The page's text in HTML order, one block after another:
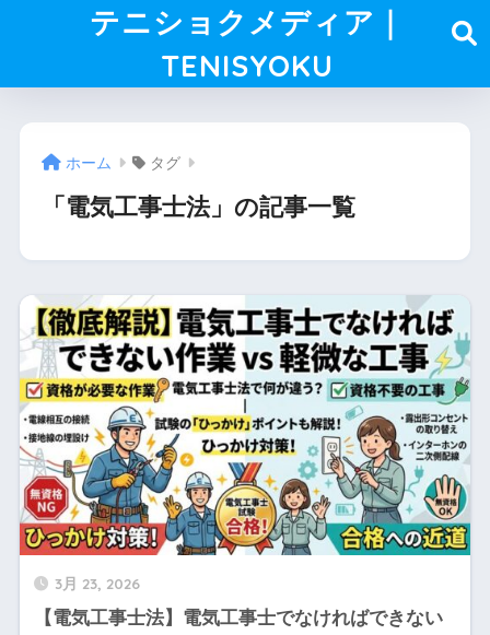
テニショクメディア｜
TENISYOKU
ホーム タグ
「電気工事士法」の記事一覧
3月 23, 2026
【電気工事士法】電気工事士でなければできない